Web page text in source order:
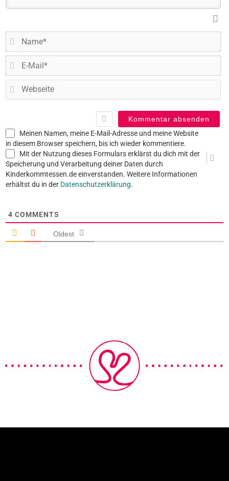
Meinen Namen, meine E-Mail-Adresse und meine Website
in diesem Browser speichern, bis ich wieder kommentiere.
Mit der Nutzung dieses Formulars erklärst du dich mit der
Speicherung und Verarbeitung deiner Daten durch
Kinderkommtessen.de einverstanden. Weitere Informationen
erhältst du in der Datenschutzerklärung.
4 COMMENTS
Oldest